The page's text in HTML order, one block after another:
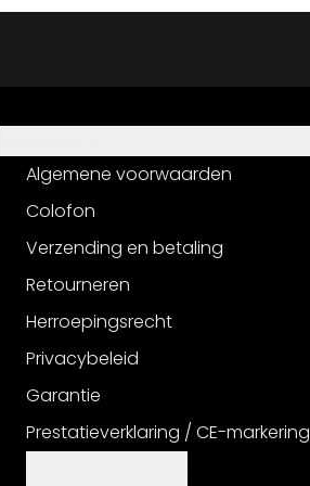
Algemene voorwaarden
Colofon
Verzending en betaling
Retourneren
Herroepingsrecht
Privacybeleid
Garantie
Prestatieverklaring / CE-markering